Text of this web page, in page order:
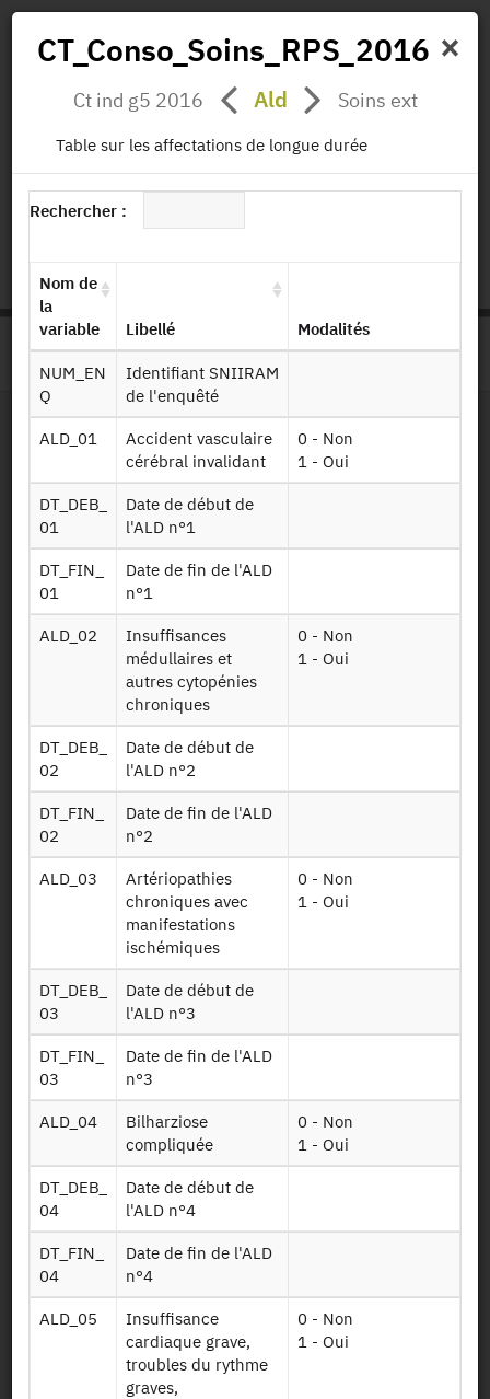
Missions
status.io
ACCUEIL > PAGE PRODUIT
Dessin de fichier
Identifiant persistant (DOI)
Retour à la source
CT_Conso_Soins : Conditions de
Travail - Appariement aux
données de consommations de
soins - RPS_2016
Autres produits :RPS_2016
Demander l'accès
Mise à disposition :22/05/2019
Dessin de fichier
Infoben2017
Tables sur les
bénéficiaires de
2012 à 2017
Ct ind g5 2016
Tables sur les
2012 à 2016
Table sur les
affectations de
×
CT_Conso_Soins_RPS_2016
Ct ind g5 2016 Ald Soins ext
Table sur les affectations de longue durée
Rechercher :
Nom de
la
variable
Libellé Modalités
NUM_EN
Q
Identifiant SNIIRAM
de l'enquêté
ALD_01
Accident vasculaire
cérébral invalidant
0 - Non
1 - Oui
DT_DEB_
01
Date de début de
l'ALD n°1
DT_FIN_
01
Date de fin de l'ALD
n°1
ALD_02
Insuffisances
médullaires et
autres cytopénies
chroniques
0 - Non
1 - Oui
DT_DEB_
02
Date de début de
l'ALD n°2
DT_FIN_
02
Date de fin de l'ALD
n°2
ALD_03
Artériopathies
chroniques avec
manifestations
ischémiques
0 - Non
1 - Oui
DT_DEB_
03
Date de début de
l'ALD n°3
DT_FIN_
03
Date de fin de l'ALD
n°3
ALD_04
Bilharziose
compliquée
0 - Non
1 - Oui
DT_DEB_
04
Date de début de
l'ALD n°4
DT_FIN_
04
Date de fin de l'ALD
n°4
ALD_05
Insuffisance
cardiaque grave,
troubles du rythme
graves,
0 - Non
1 - Oui